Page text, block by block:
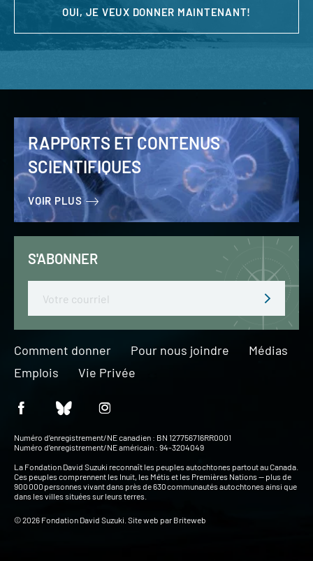
OUI, JE VEUX DONNER MAINTENANT!
RAPPORTS ET CONTENUS
SCIENTIFIQUES
VOIR PLUS
S'ABONNER
Comment donner Pour nous joindre
Médias
Emplois
Vie Privée
Numéro d’enregistrement/NE canadien : BN 127756716RR0001
Numéro d’enregistrement/NE américain : 94-3204049
La Fondation David Suzuki reconnaît les peuples autochtones partout au Canada.
Ces peuples comprennent les Inuit, les Métis et les Premières Nations — plus de
900 000 personnes vivant dans près de 630 communautés autochtones ainsi que
dans les villes situées sur leurs terres.
© 2026 Fondation David Suzuki. Site web par Briteweb